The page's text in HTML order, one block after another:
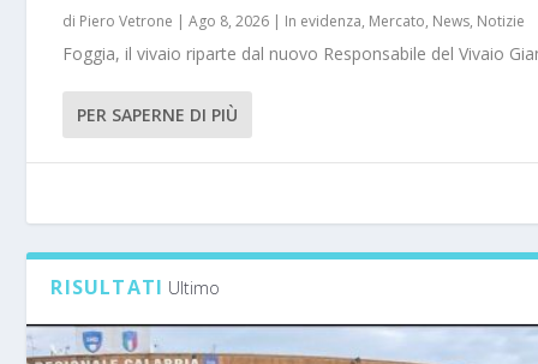
di Piero Vetrone |Ago 8, 2026 | In evidenza, Mercato, News, Notizie
Foggia, il vivaio riparte dal nuovo Responsabile del Vivaio
PER SAPERNE DI PIÙ
RISULTATI Ultimo